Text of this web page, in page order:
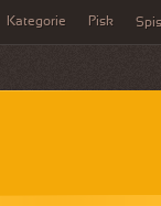
Kategorie Pisk